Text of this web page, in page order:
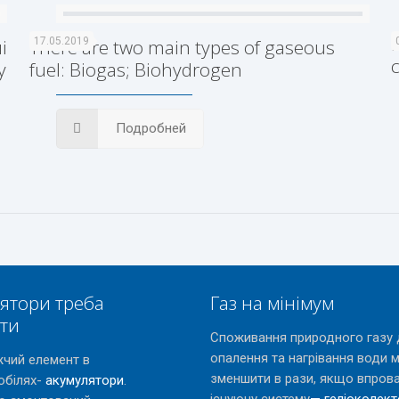
17.05.2019
There are two main types of gaseous
fuel: Biogas; Biohydrogen
Подробней
треба
елемент в
акумулятори.
Газ на мінімум
Споживання природного газу
опалення та нагрівання води
зменшити в рази, якщо